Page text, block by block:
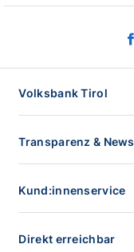
Volksbank Tirol
Transparenz & News
Kund:innenservice
Direkt erreichbar